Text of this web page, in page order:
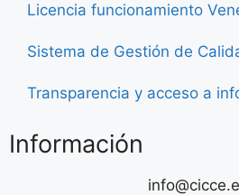
Licencia funcionamiento
Sistema de Gestión de
Transparencia y acceso a
Información